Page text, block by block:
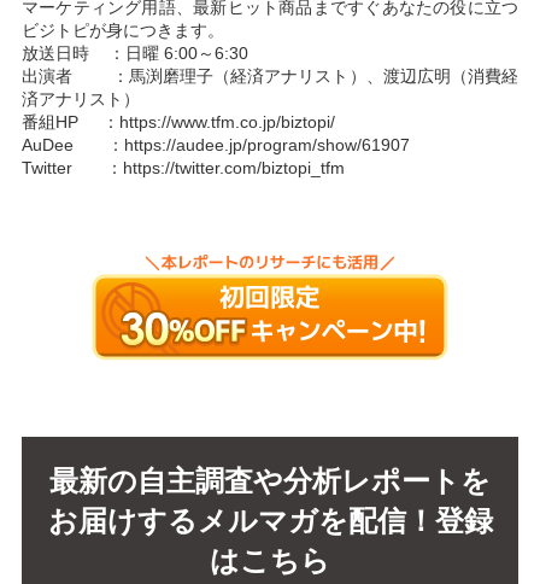
マーケティング用語、最新ヒット商品まですぐあなたの役に立つ
ビジトピが身につきます。
放送日時 ：日曜 6:00～6:30
出演者 ：馬渕磨理子（経済アナリスト）、渡辺広明（消費経
済アナリスト）
番組HP ： https://www.tfm.co.jp/biztopi/
AuDee ： https://audee.jp/program/show/61907
Twitter ： https://twitter.com/biztopi_tfm
最新の自主調査や分析レポートを
お届けするメルマガを配信！登録
はこちら